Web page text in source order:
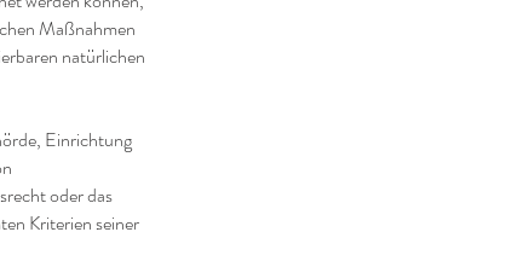
Maßnahmen
natürlichen
Einrichtung
oder das
Kriterien seiner